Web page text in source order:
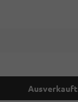
Ausverkauft